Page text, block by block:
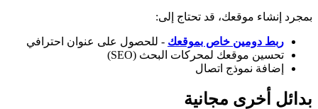
بمجرد إنشاء موقعك، قد تحتاج إلى:
ربط دومين خاص بموقعك- للحصول على عنوان احترافي
تحسين موقعك لمحركات البحث (SEO)
إضافة نموذج اتصال
بدائل أخرى مجانية